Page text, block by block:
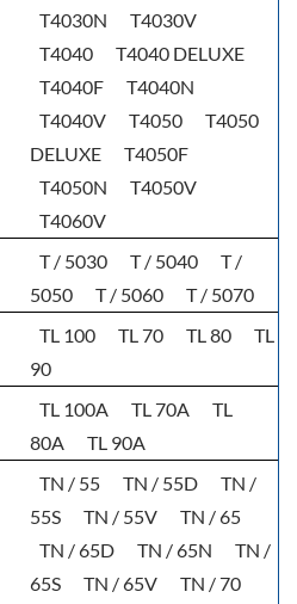
T4030N
T4030V
T4040
T4040 DELUXE
T4040F
T4040N
T4040V
T4050
T4050
DELUXE
T4050F
T4050N
T4050V
T4060V
T / 5030 T / 5040
T /
5050
T / 5060 T / 5070
TL 100 TL 70 TL 80
TL
90
TL 100A TL 70A
TL
80A
TL 90A
TN / 55 TN / 55D
TN /
55S
TN / 55V
TN / 65
TN / 65D
TN / 65N
TN /
65S
TN / 65V TN / 70